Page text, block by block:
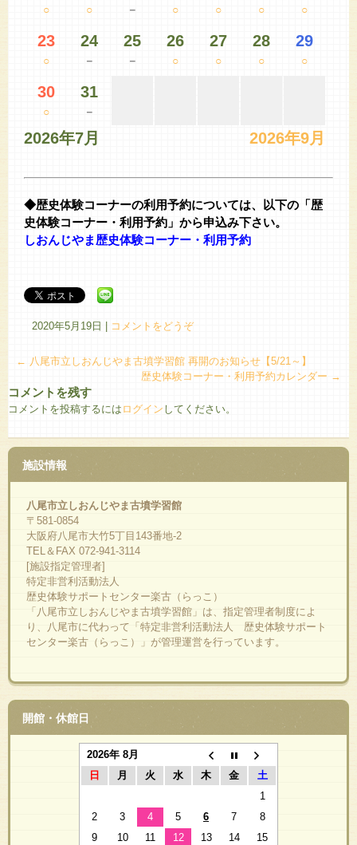
○ ○ － ○ ○ ○ ○
23
○
24
－
25
－
26
○
27
○
28
○
29
○
30
○
31
－
2026年7月 2026年9月
◆歴史体験コーナーの利用予約については、以下の「歴
史体験コーナー・利用予約」から申込み下さい。
しおんじやま歴史体験コーナー・利用予約
2020年5月19日 コメントをどうぞ
← 八尾市立しおんじやま古墳学習館 再開のお知らせ【5/21～】
歴史体験コーナー・利用予約カレンダー →
コメントを残す
コメントを投稿するには ログイン してください。
施設情報
八尾市立しおんじやま古墳学習館
〒581-0854
大阪府八尾市大竹5丁目143番地-2
TEL＆FAX 072-941-3114
[施設指定管理者]
特定非営利活動法人
歴史体験サポートセンター楽古（らっこ）
「八尾市立しおんじやま古墳学習館」は、指定管理者制度によ
り、八尾市に代わって「特定非営利活動法人 歴史体験サポート
センター楽古（らっこ）」が管理運営を行っています。
開館・休館日
2026年 8月
日
月 火 水 木 金
土
1
2
3 4 5 6 7
8
9
10 11 12 13 14
15